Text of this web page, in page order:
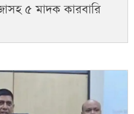
৫ মাদক কারবারি